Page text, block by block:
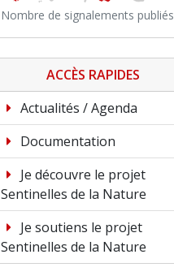
Nombre de signalements publiés
ACCÈS RAPIDES
Actualités / Agenda
Documentation
Je découvre le projet
Sentinelles de la Nature
Je soutiens le projet
Sentinelles de la Nature